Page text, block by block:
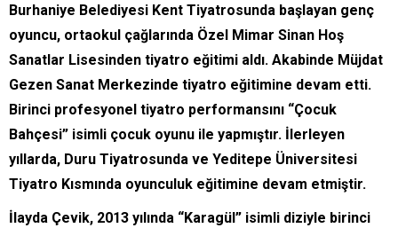
Burhaniye Belediyesi Kent Tiyatrosunda başlayan genç
oyuncu, ortaokul çağlarında Özel Mimar Sinan Hoş
Sanatlar Lisesinden tiyatro eğitimi aldı. Akabinde Müjdat
Gezen Sanat Merkezinde tiyatro eğitimine devam etti.
Birinci profesyonel tiyatro performansını “Çocuk
Bahçesi” isimli çocuk oyunu ile yapmıştır. İlerleyen
yıllarda, Duru Tiyatrosunda ve Yeditepe Üniversitesi
Tiyatro Kısmında oyunculuk eğitimine devam etmiştir.
İlayda Çevik, 2013 yılında “Karagül” isimli diziyle birinci